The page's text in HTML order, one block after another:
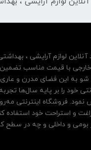
لوازم آرایشی ،
با قیمت مناسب تضمین
به این فضای مدرن و
نمود. فروشگاه اینترنتی
و استراحت خود استفاده
و داخلی و چه در سطح